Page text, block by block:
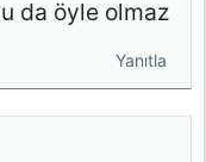
da öyle olmaz
Yanıtla